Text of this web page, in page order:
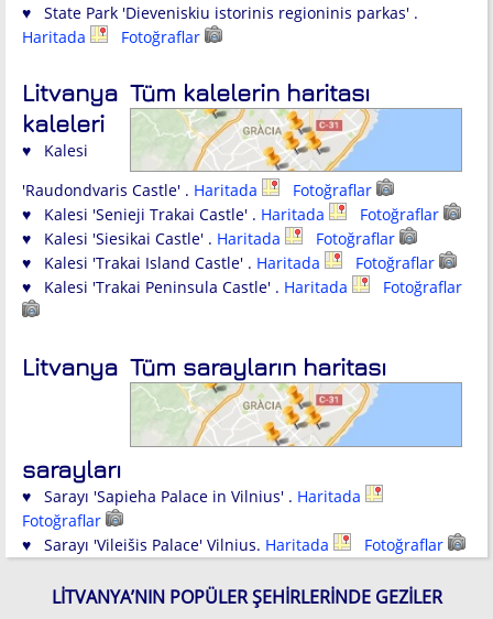
♥ State Park 'Dieveniskiu istorinis regioninis parkas' .
Haritada
Fotoğraflar
Tüm kalelerin haritası
Litvanya
kaleleri
♥ Kalesi
'Raudondvaris Castle' . Haritada
Fotoğraflar
♥ Kalesi 'Senieji Trakai Castle' . Haritada
Fotoğraflar
♥ Kalesi 'Siesikai Castle' . Haritada
Fotoğraflar
♥ Kalesi 'Trakai Island Castle' . Haritada
Fotoğraflar
♥ Kalesi 'Trakai Peninsula Castle' . Haritada Fotoğraflar
Tüm sarayların haritası
Litvanya
sarayları
♥ Sarayı 'Sapieha Palace in Vilnius' . Haritada
Fotoğraflar
♥ Sarayı 'Vileišis Palace' Vilnius. Haritada Fotoğraflar
LITVANYA’NIN POPÜLER ŞEHIRLERINDE GEZILER